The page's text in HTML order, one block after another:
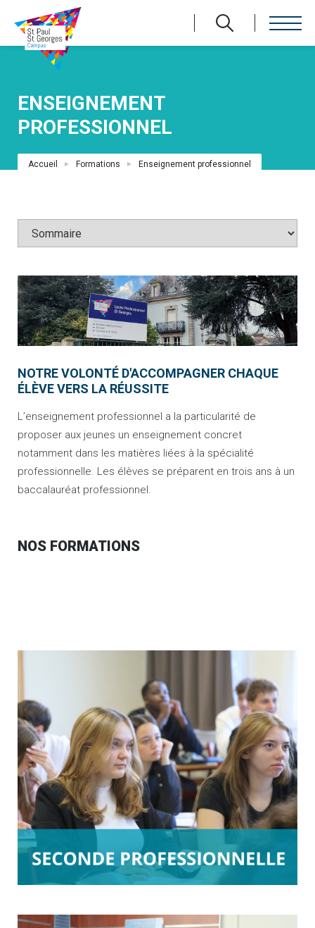
ENSEIGNEMENT
PROFESSIONNEL
Fil
Accueil Formations Enseignement professionnel
NOTRE VOLONTÉ D'ACCOMPAGNER CHAQUE
ÉLÈVE VERS LA RÉUSSITE
L’enseignement professionnel a la particularité de
proposer aux jeunes un enseignement concret
notamment dans les matières liées à la spécialité
professionnelle. Les élèves se préparent en trois ans à un
baccalauréat professionnel.
NOS FORMATIONS